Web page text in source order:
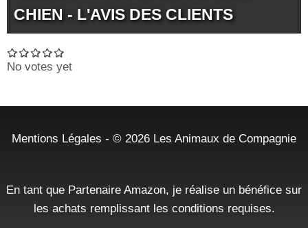
CHIEN - L'AVIS DES CLIENTS
No votes yet
Mentions Légales - © 2026 Les Animaux de Compagnie
En tant que Partenaire Amazon, je réalise un bénéfice sur
les achats remplissant les conditions requises.